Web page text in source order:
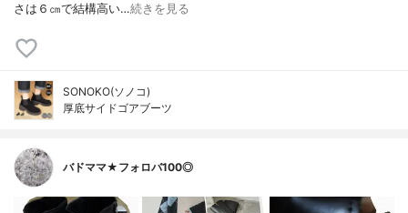
さは６㎝で結構高い…続きを見る
SONOKO(ソノコ)
厚底サイドゴアブーツ
バドママ★フォロバ100◎